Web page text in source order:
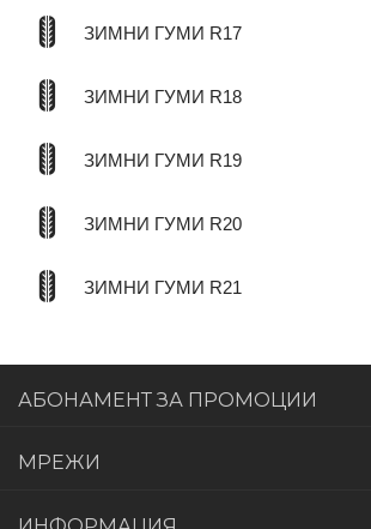
ЗИМНИ ГУМИ R17
ЗИМНИ ГУМИ R18
ЗИМНИ ГУМИ R19
ЗИМНИ ГУМИ R20
ЗИМНИ ГУМИ R21
АБОНАМЕНТ ЗА ПРОМОЦИИ
МРЕЖИ